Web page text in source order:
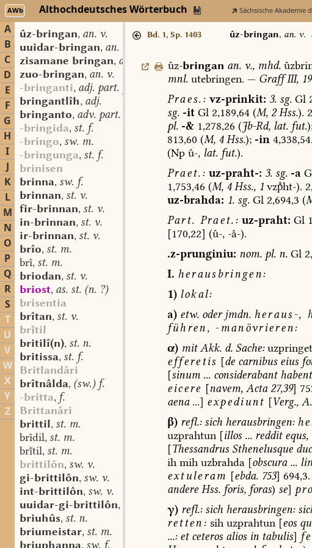
AWb Althochdeutsches Wörterbuch Sächsische Akademie
A
B
C
D
E
F
G
H
I
J
K
L
M
N
O
P
Q
R
S
T
U
V
W
X
Y
Z
ûz-bringan, an. v.
uuidar-bringan, an. v.
zisamane bringan, an. v.
zuo-bringan, an. v.
-bringanti, adj. part. prs.
bringantlîh, adj.
bringanto, adv. part. prs.
-bringida, st. f.
-bringo, sw. m.
-bringunga, st. f.
brinisen
brinna, sw. f.
brinnan, st. v.
fir-brinnan, st. v.
in-brinnan, st. v.
ir-brinnan, st. v.
brîo, st. m.
brî, st. m.
briodan, st. v.
briost, as. st. (n. ?)
brisentia
brîtan, st. v.
brtil
britilî(n), st. n.
britissa, st. f.
Britlandâri
brîtnâlda, (sw.) f.
-britta, f.
Brittanâri
brittil, st. m.
brîdil, st. m.
brtil, st. m.
brittilôn, sw. v.
gi-brittilôn, sw. v.
int-brittilôn, sw. v.
uuidar-gi-brittilôn,
briuhûs, st. n.
briumeistar, st. m.
briuphanna, sw. f.
Bd. 1, Sp. 1403 ûz-bringan, an. v.
ûz-bringan an. v., mhd.
mnl.utebringen. — GraffIII,
Praes.: vz-prinkit: 3. sg. Gl
sg. -itGl2,189,64(M,2Hss.).
pl. -&1,278,26 (Jb-Rd,lat.fut.
813,60 (M,4Hss.); -in4,338,54.
(Npû-, lat.fut.).
Praet.: uz-praht-: 3. sg. -a
1,753,46 (M,4Hss.,1vzht-).
uz-brahda: 1.sg.Gl 2,694,3 (
Part. Praet.: uz-praht: Gl
[170,22] (û-,-â-).
.z-prunginiu: nom.pl.n.Gl
I. herausbringen:
1) lokal:
a) etw.oderjmdn. heraus-,
führen, -manövrieren:
α) mitAkk.d.Sache:uzpringet
efferetis [decarnibuseius
[sinum... considerabant
eicere [navem,Acta27,39]
aena...] expediunt [Verg.,A.
β) refl.:sichherausbringen:
uzprahtun[illos...redditequs,
[ThessandrusSthenelusque
ihmihuzbrahda [obscura...
extuleram [ebda.753] 694,3.
andereHss.foris,foras) se]
γ) refl.:sichherausbringen:
retten: sih uzprahtun [eos
...:etceterosaliosintabulis]